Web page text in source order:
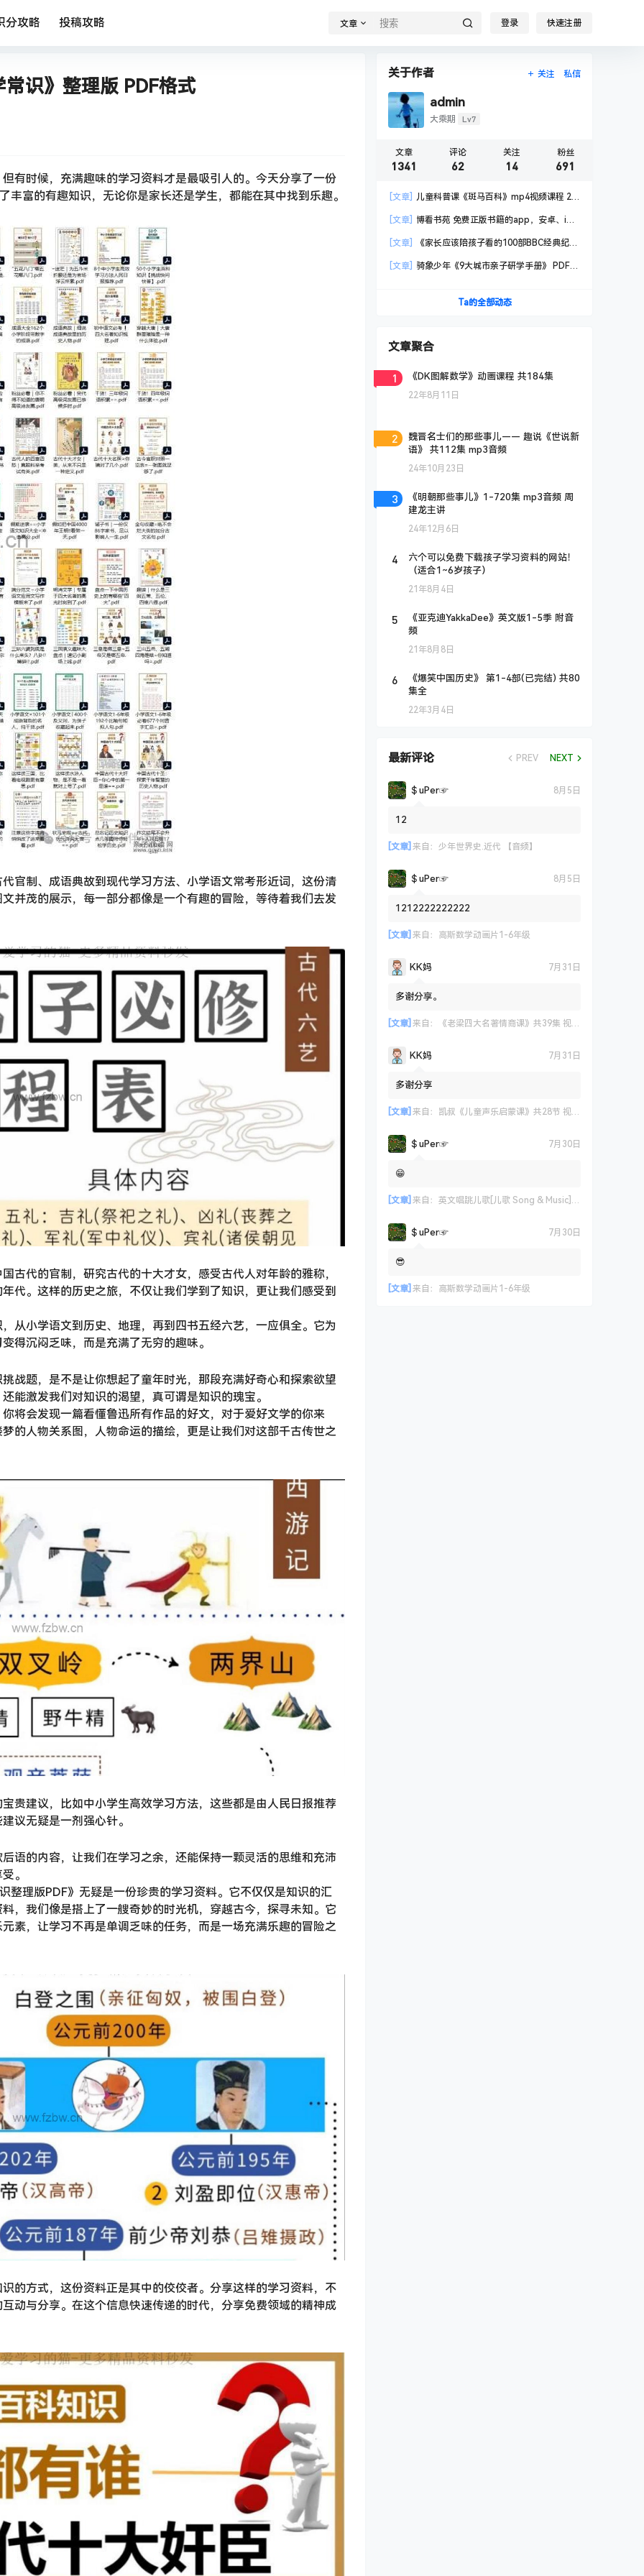
分攻略 投稿攻略 文章 登录 快速注册
识》整理版 PDF格式
有时候，充满趣味的学习资料才是最吸引人的。今天分享了一份
富的有趣知识，无论你是家长还是学生，都能在其中找到乐趣。
官制、成语典故到现代学习方法、小学语文常考形近词，这份清
并茂的展示，每一部分都像是一个有趣的冒险，等待着我们去发
古代的官制，研究古代的十大才女，感受古代人对年龄的雅称，
代。这样的历史之旅，不仅让我们学到了知识，更让我们感受到
从小学语文到历史、地理，再到四书五经六艺，一应俱全。它为
得沉闷乏味，而是充满了无穷的趣味。
战题，是不是让你想起了童年时光，那段充满好奇心和探索欲望
能激发我们对知识的渴望，真可谓是知识的瑰宝。
将会发现一篇看懂鲁迅所有作品的好文，对于爱好文学的你来
的人物关系图，人物命运的描绘，更是让我们对这部千古传世之
贵建议，比如中小学生高效学习方法，这些都是由人民日报推荐
议无疑是一剂强心针。
语的内容，让我们在学习之余，还能保持一颗灵活的思维和充沛
。
整理版PDF》无疑是一份珍贵的学习资料。它不仅仅是知识的汇
，我们像是搭上了一艘奇妙的时光机，穿越古今，探寻未知。它
素，让学习不再是单调乏味的任务，而是一场充满乐趣的冒险之
的方式，这份资料正是其中的佼佼者。分享这样的学习资料，不
动与分享。在这个信息快速传递的时代，分享免费领域的精神成
关于作者 关注 私信
admin
大乘期 Lv7
文章
1341
评论
62
关注
14
粉丝
691
[文章]
儿童科普课《斑马百科》mp4视频课程 20
[文章]
博看书苑 免费正版书籍的app，安卓、iOS
[文章]
《家长应该陪孩子看的100部BBC经典纪录
[文章]
骑象少年《9大城市亲子研学手册》 PDF格
Ta的全部动态
文章聚合
1 《DK图解数学》动画课程 共184集
22年8月11日
2
魏晋名士们的那些事儿—— 趣说《世说新
语》 共112集 mp3音频
24年10月23日
3
《明朝那些事儿》1-720集 mp3音频 周
建龙主讲
24年12月6日
4
六个可以免费下载孩子学习资料的网站！
（适合1~6岁孩子）
21年8月4日
5
《亚克迪YakkaDee》英文版1-5季 附音
频
21年8月8日
6
《爆笑中国历史》 第1-4部(已完结) 共80
集全
22年3月4日
最新评论 PREV NEXT
＄uΡer☞ 8月5日
12
[文章] 来自： 少年世界史.近代 【音频】
＄uΡer☞ 8月5日
1212222222222
[文章] 来自： 高斯数学动画片1-6年级
KK妈 7月31日
多谢分享。
[文章] 来自： 《老梁四大名著情商课》共39集 视频课程
KK妈 7月31日
多谢分享
[文章] 来自： 凯叔《儿童声乐启蒙课》共28节 视频课程
＄uΡer☞ 7月30日
😁
[文章] 来自： 英文唱跳儿歌[儿歌 Song & Music] 艾米咕噜
＄uΡer☞ 7月30日
😎
[文章] 来自： 高斯数学动画片1-6年级